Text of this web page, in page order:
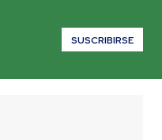
SUSCRIBIRSE